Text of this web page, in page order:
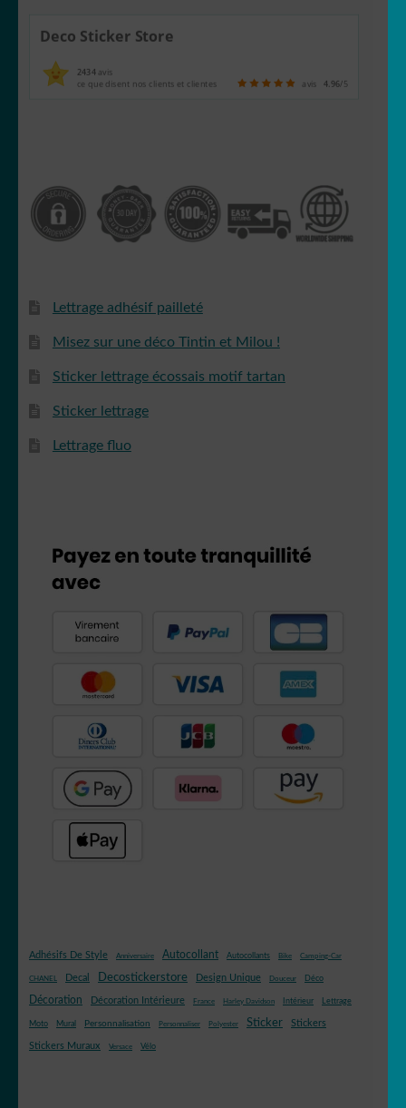
Deco Sticker Store
2434avis
ce que disent nos clients et clientes avis 4.96/5
Lettrage adhésif pailleté
Misez sur une déco Tintin et Milou !
Sticker lettrage écossais motif tartan
Sticker lettrage
Lettrage fluo
Adhésifs De Style Anniversaire Autocollant Autocollants Bike Camping-Car
CHANEL Decal Decostickerstore Design Unique Douceur Déco
Décoration Décoration Intérieure France Harley Davidson Intérieur Lettrage
Moto Mural Personnalisation Personnaliser Polyester Sticker Stickers
Stickers Muraux Versace Vélo